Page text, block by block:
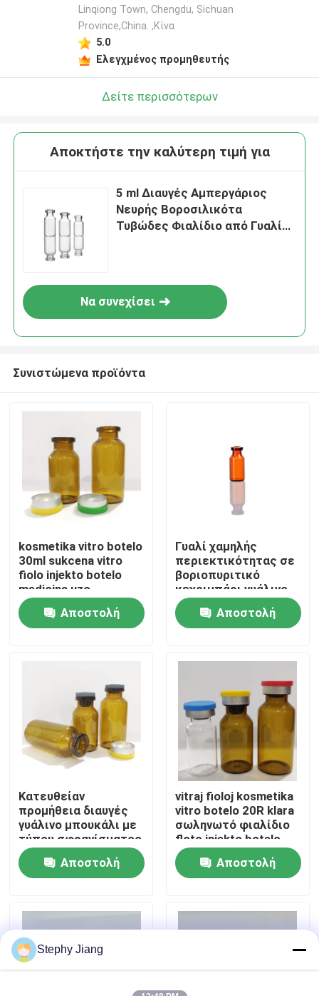
Σπίτι
Προϊόντα
Επισκεψή εργοστασίου
Έλεγχος ποιότητας
Επικοινωνήστε μαζί μας
Ειδήσεις
Βοροπυριτικό Γυάλινο Φιαλίδιο
σωληνοειδή φιαλίδια γυαλιού
Linqiong Town, Chengdu, Sichuan
Province,China. ,Κίνα
5.0
Ελεγχμένος προμηθευτής
Δείτε περισσότερων
Αποκτήστε την καλύτερη τιμή για
5 ml Διαυγές Αμπεργάριος
Νευρής Βοροσιλικότα
Τυβώδες Φιαλίδιο από Γυαλί
Να συνεχίσει
Συνιστώμενα προϊόντα
kosmetika vitro botelo
30ml sukcena vitro
fiolo injekto botelo
medicina uzo
Αποστολή
Γυαλί χαμηλής
περιεκτικότητας σε
βοριοπυριτικό
κεχριμπάρι γυάλινο
φιαλίδιο 5ml για
φαρμακευτική υγρή
ιατρική χρήση
Αποστολή
Κατευθείαν
προμήθεια διαυγές
γυάλινο μπουκάλι με
τύπου σφραγίσματος
από καουτσούκ
Αποστολή
vitraj fioloj kosmetika
vitro botelo 20R klara
σωληνωτό φιαλίδιο
floto injekto botelo
Αποστολή
Stephy Jiang